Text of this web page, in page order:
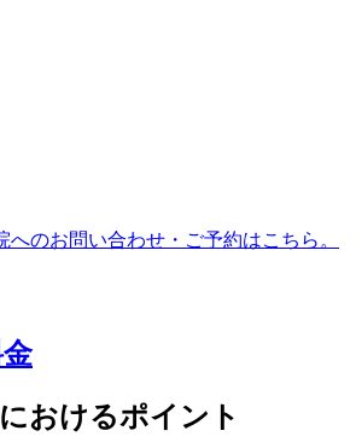
おけるポイント